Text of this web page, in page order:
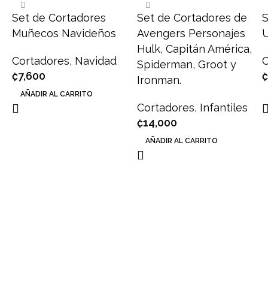
Set de Cortadores
Muñecos Navideños
Cortadores, Navidad
₡7,600
AÑADIR AL CARRITO
Set de Cortadores de
Avengers Personajes
Hulk, Capitán América,
Spiderman, Groot y
Ironman.
Cortadores, Infantiles
₡14,000
AÑADIR AL CARRITO
₡